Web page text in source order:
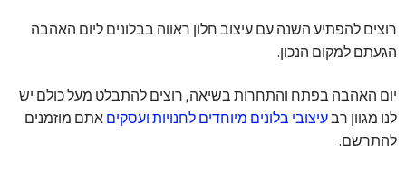
רוצים להפתיע השנה עם עיצוב חלון ראווה בבלונים ליום האהבה
הגעתם למקום הנכון.
יום האהבה בפתח והתחרות בשיאה, רוצים להתבלט מעל כולם יש
לנו מגוון רבעיצובי בלונים מיוחדים לחנויות ועסקים אתם מוזמנים
להתרשם.